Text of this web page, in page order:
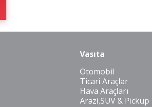
Vasıta
Otomobil
Ticari Araçlar
Hava Araçları
Arazi,SUV & Pickup